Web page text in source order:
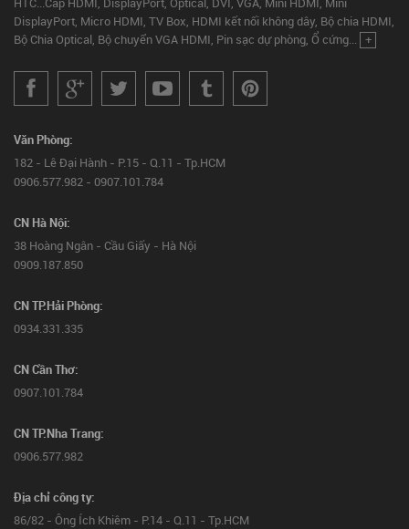
DisplayPort, Micro HDMI, TV Box, HDMI kết nối không dây, Bộ chia HDMI,
Bộ Chia Optical, Bộ chuyển VGA HDMI, Pin sạc dự phòng, Ổ cứng... +
Văn Phòng:
182 - Lê Đại Hành - P.15 - Q.11 - Tp.HCM
0906.577.982 - 0907.101.784
CN Hà Nội:
38 Hoàng Ngân - Cầu Giấy - Hà Nội
0909.187.850
CN TP.Hải Phòng:
0934.331.335
CN Cần Thơ:
0907.101.784
CN TP.Nha Trang:
0906.577.982
Địa chỉ công ty:
86/82 - Ông Ích Khiêm - P.14 - Q.11 - Tp.HCM